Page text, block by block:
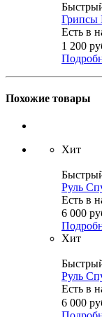
Грипсы
Есть в
1 200
Похожие товары
Хит
Руль
Есть в
6 000
Хит
Руль
Есть в
6 000